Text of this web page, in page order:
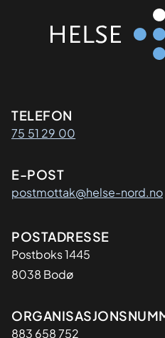
TELEFON
75 51 29 00
E-POST
postmottak@helse-nord.no
Adresse
POSTADRESSE
Postboks 1445
8038 Bodø
Organisasjon
883 658 752